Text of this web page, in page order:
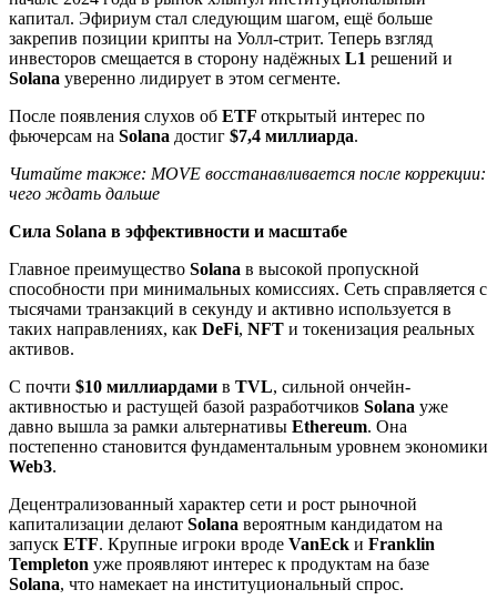
капитал. Эфириум стал следующим шагом, ещё больше
закрепив позиции крипты на Уолл-стрит. Теперь взгляд
инвесторов смещается в сторону надёжных L1 решений и
Solana уверенно лидирует в этом сегменте.
После появления слухов об ETF открытый интерес по
фьючерсам на Solana достиг $7,4 миллиарда.
Читайте также: MOVE восстанавливается после коррекции:
чего ждать дальше
Сила Solana в эффективности и масштабе
Главное преимущество Solana в высокой пропускной
способности при минимальных комиссиях. Сеть справляется с
тысячами транзакций в секунду и активно используется в
таких направлениях, как DeFi, NFT и токенизация реальных
активов.
С почти $10 миллиардами в TVL, сильной ончейн-
активностью и растущей базой разработчиков Solana уже
давно вышла за рамки альтернативы Ethereum. Она
постепенно становится фундаментальным уровнем экономики
Web3.
Децентрализованный характер сети и рост рыночной
капитализации делают Solana вероятным кандидатом на
запуск ETF. Крупные игроки вроде VanEck и Franklin
Templeton уже проявляют интерес к продуктам на базе
Solana, что намекает на институциональный спрос.